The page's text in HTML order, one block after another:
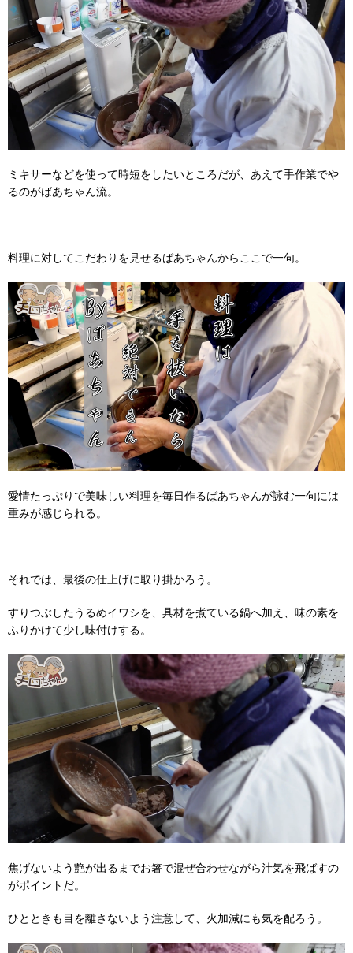
ミキサーなどを使って時短をしたいところだが、あえて手作業でや
るのがばあちゃん流。
料理に対してこだわりを見せるばあちゃんからここで一句。
愛情たっぷりで美味しい料理を毎日作るばあちゃんが詠む一句には
重みが感じられる。
それでは、最後の仕上げに取り掛かろう。
すりつぶしたうるめイワシを、具材を煮ている鍋へ加え、味の素を
ふりかけて少し味付けする。
焦げないよう艶が出るまでお箸で混ぜ合わせながら汁気を飛ばすの
がポイントだ。
ひとときも目を離さないよう注意して、火加減にも気を配ろう。